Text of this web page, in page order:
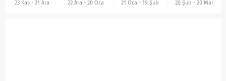
23 Kas- 21 Ara 22 Ara -20 Oca 21 Oca -19 Şub 20 Şub - 20 Mar